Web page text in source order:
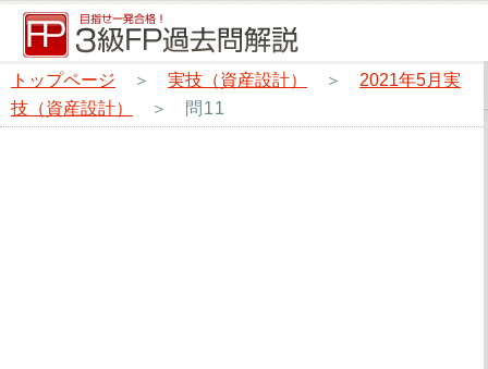
トップページ ＞ 実技（資産設計） ＞ 2021年5月実
技（資産設計）
＞ 問11